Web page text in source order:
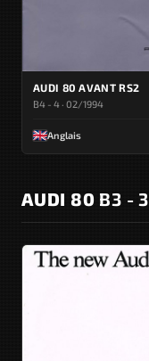
AUDI 80 AVANT RS2
B4 - 4 · 02/1994
Anglais
AUDI 80 B3 -